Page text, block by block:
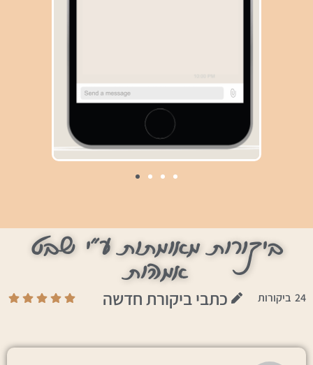
ביקורות מאומתות ע"י שבט
אמהות
24 ביקורות כתבי ביקורת חדשה